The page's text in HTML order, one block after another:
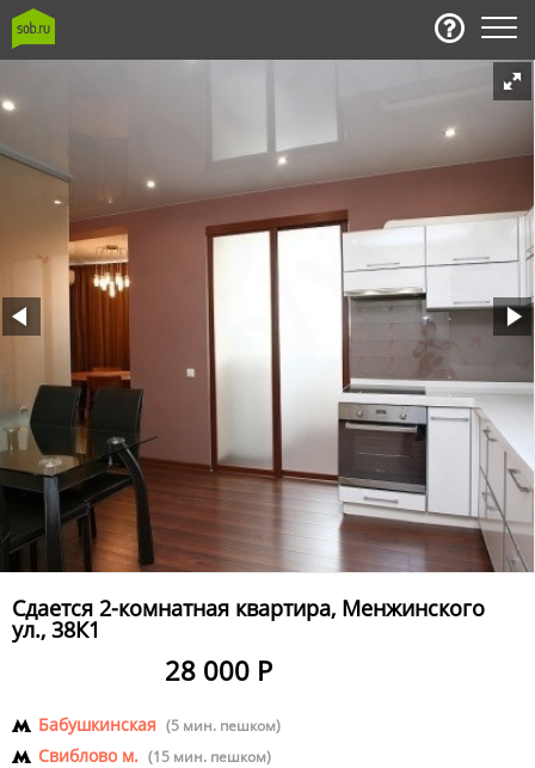
Сдается 2-комнатная квартира, Менжинского
ул., 38К1
28 000 Р
Бабушкинская (5 мин. пешком)
Свиблово м. (15 мин. пешком)